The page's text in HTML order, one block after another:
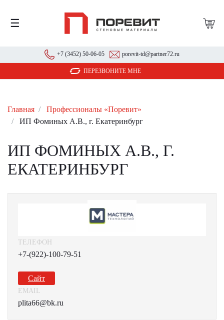
☰
+7 (3452) 50-06-05 porevit-td@partner72.ru
ПЕРЕЗВОНИТЕ МНЕ
Главная
Профессионалы «Поревит»
ИП Фоминых А.В., г. Екатеринбург
ИП ФОМИНЫХ А.В., Г.
ЕКАТЕРИНБУРГ
ТЕЛЕФОН
+7-(922)-100-79-51
Сайт
EMAIL
plita66@bk.ru